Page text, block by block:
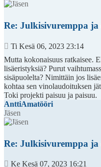
Re: Julkisivuremppa
Viesti
Ti Kesä 06, 2023 23:14
Mutta kokonaisuus ratkaisee.
lisäeristyksiä? Purut
sisäpuolelta? Nimittäin jos
kohtaa sen vinolaudoituksen
Toki projekti paisuu ja paisuu.
AnttiAmatööri
Jäsen
Re: Julkisivuremppa
Viesti
Ke Kesä 07, 2023 16:21